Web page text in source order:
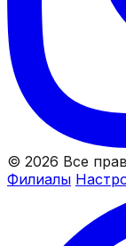
© 2026 Все
Филиалы